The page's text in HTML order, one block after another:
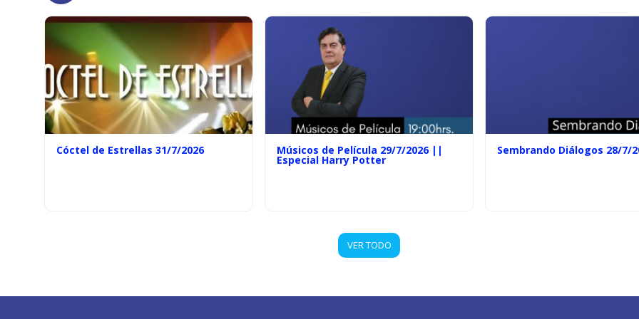
Cóctel de Estrellas 31/7/2026 Músicos de Película 29/7/2026 ||
Especial Harry Potter
Sembrando Diálogos 28/7/
VER TODO